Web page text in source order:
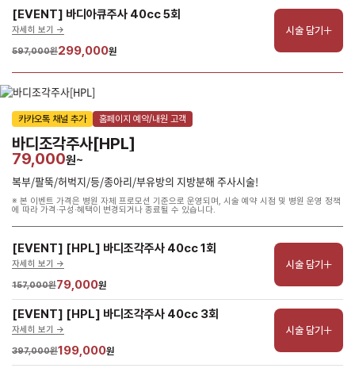
[EVENT] 바디아큐주사 40cc 5회
자세히 보기 ->
597,000원299,000원
시술 담기
카카오톡 채널 추가 홈페이지 예약/내원 고객
바디조각주사[HPL]
79,000원~
복부/팔뚝/허벅지/등/종아리/부유방의 지방분해 주사시술!
※ 본 이벤트 가격은 병원 자체 프로모션 기준으로 운영되며, 시술 예약 시점 및 병원 운영 정책
에 따라 가격·구성·혜택이 변경되거나 종료될 수 있습니다.
[EVENT] [HPL] 바디조각주사 40cc 1회
자세히 보기 ->
157,000원79,000원
시술 담기
[EVENT] [HPL] 바디조각주사 40cc 3회
자세히 보기 ->
397,000원199,000원
시술 담기